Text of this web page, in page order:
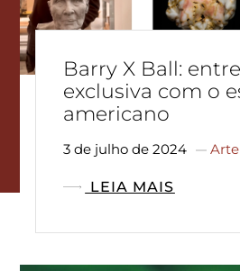
Barry X Ball:
exclusiva com o
americano
3 de julho de 2024 Arte
LEIA MAIS